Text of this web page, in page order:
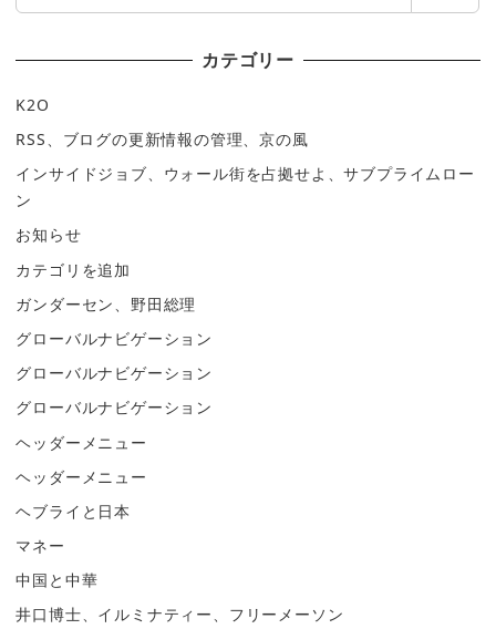
カテゴリー
K2O
RSS、ブログの更新情報の管理、京の風
インサイドジョブ、ウォール街を占拠せよ、サブプライムロー
ン
お知らせ
カテゴリを追加
ガンダーセン、野田総理
グローバルナビゲーション
グローバルナビゲーション
グローバルナビゲーション
ヘッダーメニュー
ヘッダーメニュー
ヘブライと日本
マネー
中国と中華
井口博士、イルミナティー、フリーメーソン